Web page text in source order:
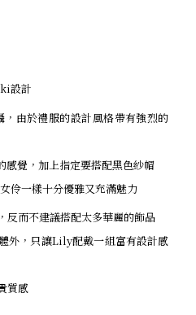
設計
由於禮服的設計風格帶有強烈的
覺，加上指定要搭配黑色紗帽
伶一樣十分優雅又充滿魅力
反而不建議搭配太多華麗的飾品
外，只讓Lily配戴一組富有設計感
質感